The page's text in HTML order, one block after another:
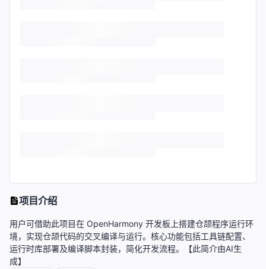
项目介绍
用户可借助此项目在 OpenHarmony 开发板上搭建仓颉程序运行环
境，实现仓颉代码的交叉编译与运行。核心功能包括工具链配置、
运行时库部署及编译脚本封装，简化开发流程。【此简介由AI生
成】